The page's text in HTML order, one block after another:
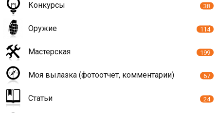
Конкурсы 38
Оружие 114
Мастерская 199
Моя вылазка (фотоотчет, комментарии) 67
Статьи 24